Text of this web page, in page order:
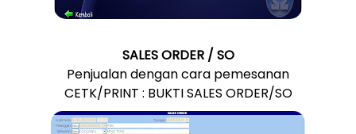
SALES ORDER / SO
Penjualan dengan cara pemesanan
CETK/PRINT : BUKTI SALES ORDER/SO